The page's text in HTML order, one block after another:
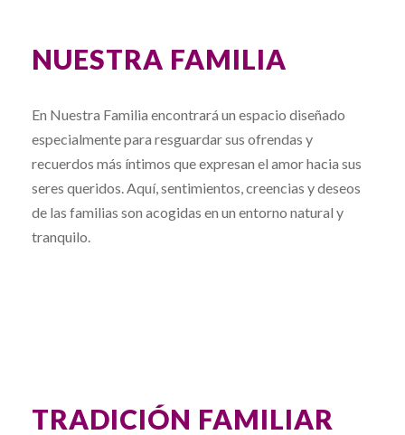
NUESTRA FAMILIA
En Nuestra Familia encontrará un espacio diseñado
especialmente para resguardar sus ofrendas y
recuerdos más íntimos que expresan el amor hacia sus
seres queridos. Aquí, sentimientos, creencias y deseos
de las familias son acogidas en un entorno natural y
tranquilo.
TRADICIÓN FAMILIAR